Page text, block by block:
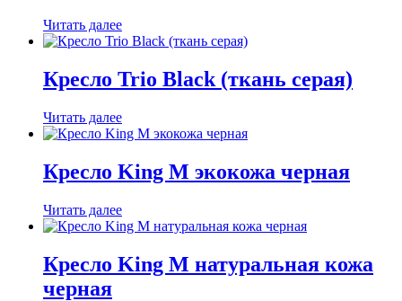
Читать далее
Кресло Trio Black (ткань серая)
Читать далее
Кресло King М экокожа черная
Читать далее
Кресло King М натуральная кожа
черная